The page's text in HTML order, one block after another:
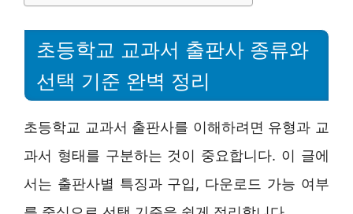
초등학교 교과서 출판사 종류와
선택 기준 완벽 정리
초등학교 교과서 출판사를 이해하려면 유형과 교
과서 형태를 구분하는 것이 중요합니다. 이 글에
서는 출판사별 특징과 구입, 다운로드 가능 여부